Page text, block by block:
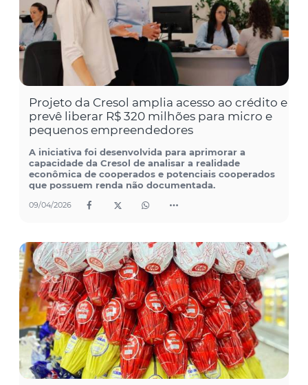
Projeto da Cresol amplia acesso ao crédito e
prevê liberar R$ 320 milhões para micro e
pequenos empreendedores
A iniciativa foi desenvolvida para aprimorar a
capacidade da Cresol de analisar a realidade
econômica de cooperados e potenciais cooperados
que possuem renda não documentada.
09/04/2026